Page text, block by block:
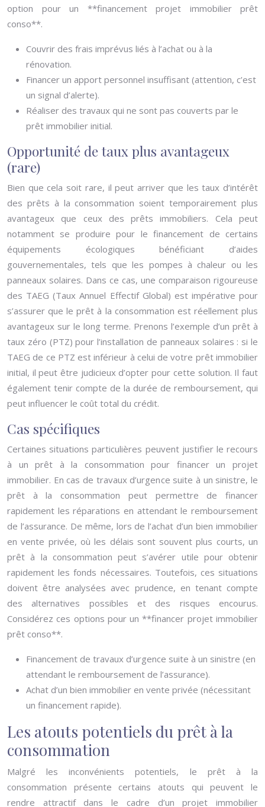
option pour un **financement projet immobilier prêt
conso**.
Couvrir des frais imprévus liés à l’achat ou à la
rénovation.
Financer un apport personnel insuffisant (attention, c’est
un signal d’alerte).
Réaliser des travaux qui ne sont pas couverts par le
prêt immobilier initial.
Opportunité de taux plus avantageux
(rare)
Bien que cela soit rare, il peut arriver que les taux d’intérêt
des prêts à la consommation soient temporairement plus
avantageux que ceux des prêts immobiliers. Cela peut
notamment se produire pour le financement de certains
équipements écologiques bénéficiant d’aides
gouvernementales, tels que les pompes à chaleur ou les
panneaux solaires. Dans ce cas, une comparaison rigoureuse
des TAEG (Taux Annuel Effectif Global) est impérative pour
s’assurer que le prêt à la consommation est réellement plus
avantageux sur le long terme. Prenons l’exemple d’un prêt à
taux zéro (PTZ) pour l’installation de panneaux solaires : si le
TAEG de ce PTZ est inférieur à celui de votre prêt immobilier
initial, il peut être judicieux d’opter pour cette solution. Il faut
également tenir compte de la durée de remboursement, qui
peut influencer le coût total du crédit.
Cas spécifiques
Certaines situations particulières peuvent justifier le recours
à un prêt à la consommation pour financer un projet
immobilier. En cas de travaux d’urgence suite à un sinistre, le
prêt à la consommation peut permettre de financer
rapidement les réparations en attendant le remboursement
de l’assurance. De même, lors de l’achat d’un bien immobilier
en vente privée, où les délais sont souvent plus courts, un
prêt à la consommation peut s’avérer utile pour obtenir
rapidement les fonds nécessaires. Toutefois, ces situations
doivent être analysées avec prudence, en tenant compte
des alternatives possibles et des risques encourus.
Considérez ces options pour un **financer projet immobilier
prêt conso**.
Financement de travaux d’urgence suite à un sinistre (en
attendant le remboursement de l’assurance).
Achat d’un bien immobilier en vente privée (nécessitant
un financement rapide).
Les atouts potentiels du prêt à la
consommation
Malgré les inconvénients potentiels, le prêt à la
consommation présente certains atouts qui peuvent le
rendre attractif dans le cadre d’un projet immobilier